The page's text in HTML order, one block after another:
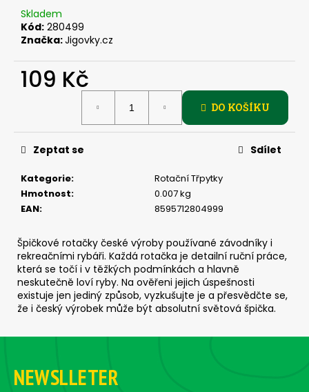
Skladem
Kód: 280499
Značka:Jigovky.cz
109 Kč
DO KOŠÍKU
Kategorie:
Rotační Třpytky
Hmotnost:
0.007 kg
EAN: 8595712804999
Zeptat se Sdílet
Špičkové rotačky české výroby používané závodníky i
rekreačními rybáři. Každá rotačka je detailní ruční práce,
která se točí i v těžkých podmínkách a hlavně
neskutečně loví ryby. Na ověřeni jejich úspešnosti
existuje jen jediný způsob, vyzkušujte je a přesvědčte se,
že i český výrobek může být absolutní světová špička.
D
o
p
č
u
e
m
e
ČIHÁTKO
NA
ŠŇŮRCE
-
38
MM
Kč
Z
NEWSLLETER